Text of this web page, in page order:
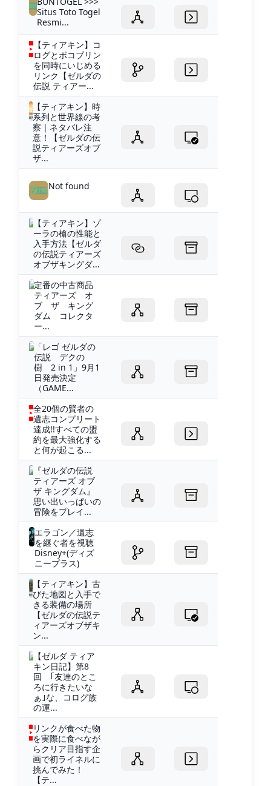
Situs Toto Togel
Resmi...
【ティアキン】コ
ログとボコブリン
を同時にいじめる
リンク【ゼルダの
伝説 ティアー...
【ティアキン】時
系列と世界線の考
察｜ネタバレ注
意！【ゼルダの伝
説ティアーズオブ
ザ...
Not found
【ティアキン】ゾ
ーラの槍の性能と
入手方法【ゼルダ
の伝説ティアーズ
オブザキングダ...
定番の中古商品
ティアーズ オ
ブ ザ キング
ダム コレクタ
ー...
「レゴ ゼルダの
伝説 デクの
樹 2 in 1」9月1
日発売決定
（GAME...
全20個の賢者の
遺志コンプリート
達成!!すべての盟
約を最大強化する
と何が起こる...
『ゼルダの伝説
ティアーズ オブ
ザ キングダム』
思い出いっぱいの
冒険をプレイ...
エラゴン／遺志
を継ぐ者を視聴
Disney+(ディズ
ニープラス)
【ティアキン】古
びた地図と入手で
きる装備の場所
【ゼルダの伝説テ
ィアーズオブザキ
ン...
【ゼルダ ティア
キン日記】第8
回 ｢友達のとこ
ろに行きたいな
ぁ｣な、コログ族
の運...
リンクが食べた物
を実際に食べなが
らクリア目指す企
画で初ライネルに
挑んでみた！
【テ...